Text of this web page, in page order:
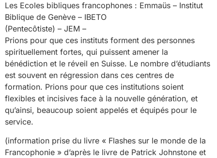
Les Ecoles bibliques francophones : Emmaüs – Institut
Biblique de Genève – IBETO
(Pentecôtiste) – JEM –
Prions pour que ces instituts forment des personnes
spirituellement fortes, qui puissent amener la
bénédiction et le réveil en Suisse. Le nombre d’étudiants
est souvent en régression dans ces centres de
formation. Prions pour que ces institutions soient
flexibles et incisives face à la nouvelle génération, et
qu’ainsi, beaucoup soient appelés et équipés pour le
service.
(information prise du livre « Flashes sur le monde de la
Francophonie » d’après le livre de Patrick Johnstone et